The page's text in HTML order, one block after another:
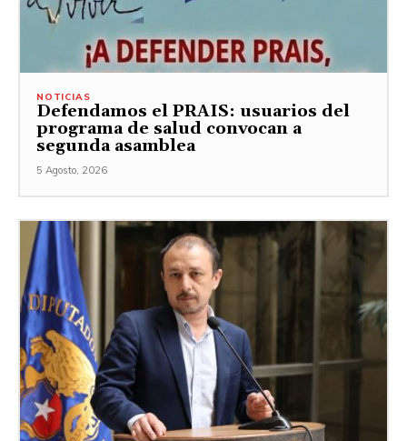
NOTICIAS
Defendamos el PRAIS: usuarios del
programa de salud convocan a
segunda asamblea
5 Agosto, 2026